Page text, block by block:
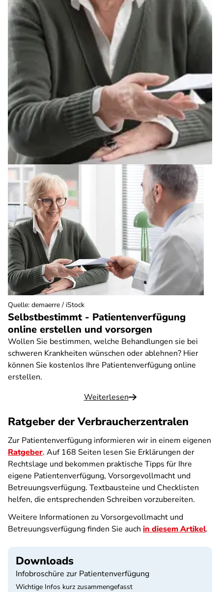
Selbstbestimmt - Patientenverfügung
online erstellen und vorsorgen
Wollen Sie bestimmen, welche Behandlungen sie bei
schweren Krankheiten wünschen oder ablehnen? Hier
können Sie kostenlos Ihre Patientenverfügung online
erstellen.
Weiterlesen
Quelle: demaerre / iStock
Ratgeber der Verbraucherzentralen
Zur Patientenverfügung informieren wir in einem eigenen
Ratgeber. Auf 168 Seiten lesen Sie Erklärungen der
Rechtslage und bekommen praktische Tipps für Ihre
eigene Patientenverfügung, Vorsorgevollmacht und
Betreuungsverfügung. Textbausteine und Checklisten
helfen, die entsprechenden Schreiben vorzubereiten.
Weitere Informationen zu Vorsorgevollmacht und
Betreuungsverfügung finden Sie auch in diesem Artikel.
Downloads
Infobroschüre zur Patientenverfügung
Wichtige Infos kurz zusammengefasst